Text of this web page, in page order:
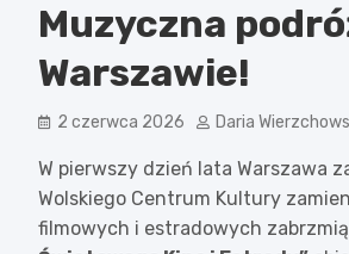
Muzyczna
Warszawie!
2 czerwca 2026 Daria
W pierwszy dzień lata Warszawa
Wolskiego Centrum Kultury
filmowych i estradowych